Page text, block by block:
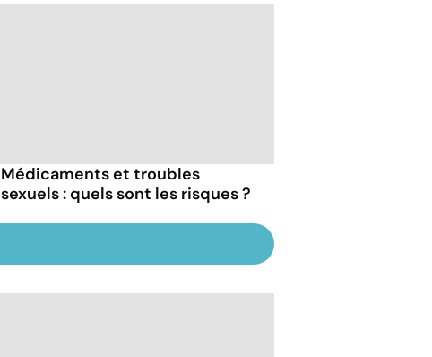
Médicaments et troubles
sexuels : quels sont les risques ?